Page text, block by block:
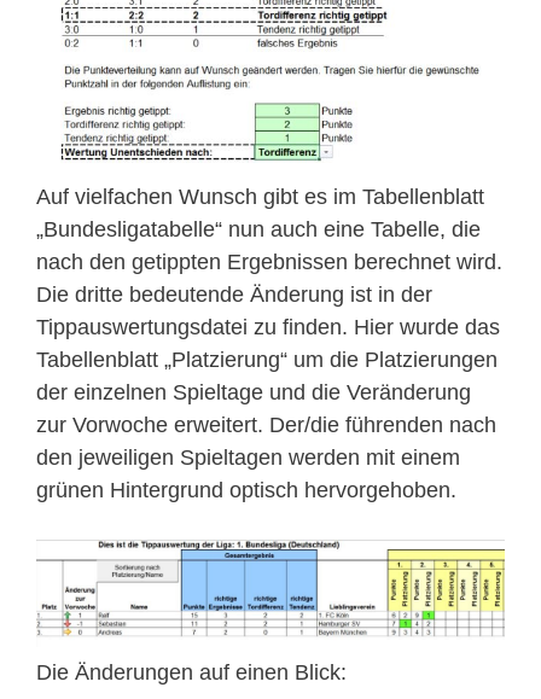
Auf vielfachen Wunsch gibt es im Tabellenblatt
„Bundesligatabelle“ nun auch eine Tabelle, die
nach den getippten Ergebnissen berechnet wird.
Die dritte bedeutende Änderung ist in der
Tippauswertungsdatei zu finden. Hier wurde das
Tabellenblatt „Platzierung“ um die Platzierungen
der einzelnen Spieltage und die Veränderung
zur Vorwoche erweitert. Der/die führenden nach
den jeweiligen Spieltagen werden mit einem
grünen Hintergrund optisch hervorgehoben.
Die Änderungen auf einen Blick: